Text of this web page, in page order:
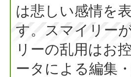
は悲しい感情を
す。スマイリー
リーの乱用はお
ータによる編集